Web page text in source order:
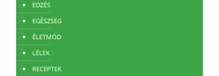
EDZÉS
EGÉSZSÉG
ÉLETMÓD
LÉLEK
RECEPTEK